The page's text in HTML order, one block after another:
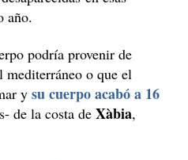
año.
podría provenir de
o que el
y su cuerpo acabó a 16
de la costa de Xàbia,